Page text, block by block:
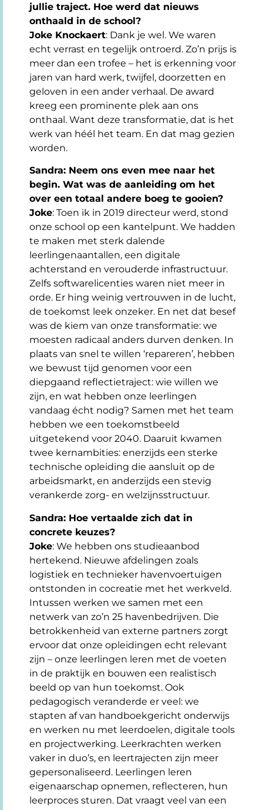
jullie traject. Hoe werd dat nieuws
onthaald in de school?
Joke Knockaert: Dank je wel. We waren
echt verrast en tegelijk ontroerd. Zo’n prijs is
meer dan een trofee – het is erkenning voor
jaren van hard werk, twijfel, doorzetten en
geloven in een ander verhaal. De award
kreeg een prominente plek aan ons
onthaal. Want deze transformatie, dat is het
werk van héél het team. En dat mag gezien
worden.
Sandra: Neem ons even mee naar het
begin. Wat was de aanleiding om het
over een totaal andere boeg te gooien?
Joke: Toen ik in 2019 directeur werd, stond
onze school op een kantelpunt. We hadden
te maken met sterk dalende
leerlingenaantallen, een digitale
achterstand en verouderde infrastructuur.
Zelfs softwarelicenties waren niet meer in
orde. Er hing weinig vertrouwen in de lucht,
de toekomst leek onzeker. En net dat besef
was de kiem van onze transformatie: we
moesten radicaal anders durven denken. In
plaats van snel te willen ‘repareren’, hebben
we bewust tijd genomen voor een
diepgaand reflectietraject: wie willen we
zijn, en wat hebben onze leerlingen
vandaag écht nodig? Samen met het team
hebben we een toekomstbeeld
uitgetekend voor 2040. Daaruit kwamen
twee kernambities: enerzijds een sterke
technische opleiding die aansluit op de
arbeidsmarkt, en anderzijds een stevig
verankerde zorg- en welzijnsstructuur.
Sandra: Hoe vertaalde zich dat in
concrete keuzes?
Joke: We hebben ons studieaanbod
hertekend. Nieuwe afdelingen zoals
logistiek en technieker havenvoertuigen
ontstonden in cocreatie met het werkveld.
Intussen werken we samen met een
netwerk van zo’n 25 havenbedrijven. Die
betrokkenheid van externe partners zorgt
ervoor dat onze opleidingen echt relevant
zijn – onze leerlingen leren met de voeten
in de praktijk en bouwen een realistisch
beeld op van hun toekomst. Ook
pedagogisch veranderde er veel: we
stapten af van handboekgericht onderwijs
en werken nu met leerdoelen, digitale tools
en projectwerking. Leerkrachten werken
vaker in duo’s, en leertrajecten zijn meer
gepersonaliseerd. Leerlingen leren
eigenaarschap opnemen, reflecteren, hun
leerproces sturen. Dat vraagt veel van een